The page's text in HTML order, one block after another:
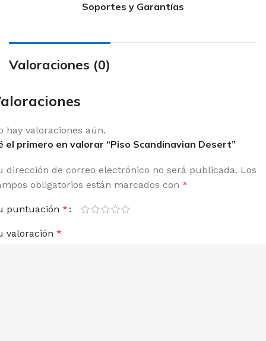
Soportes y Garantías
Valoraciones (0)
hay valoraciones aún.
el primero en valorar “Piso Scandinavian Desert”
dirección de correo electrónico no será publicada. Los
obligatorios están marcados con *
puntuación *
valoración *